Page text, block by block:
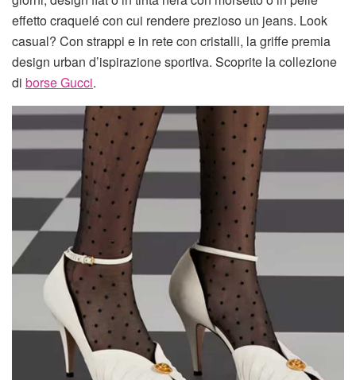
effetto craquelé con cui rendere prezioso un jeans. Look
casual? Con strappi e in rete con cristalli, la griffe premia
design urban d’ispirazione sportiva. Scoprite la collezione
di borse Gucci.